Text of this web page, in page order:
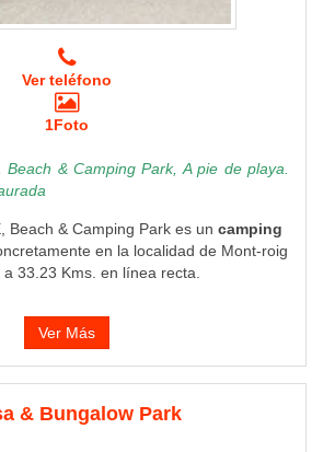
Ver teléfono
1Foto
Beach & Camping Park, A pie de playa.
Beach & Camping Park es un camping
en la localidad de Mont-roig
33.23 Kms. en línea recta.
Ver Más
& Bungalow Park